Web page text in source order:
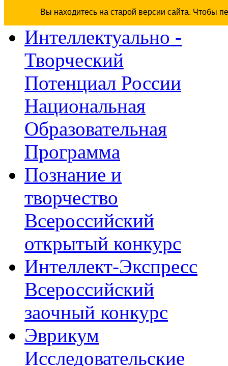
Вы находитесь на старой версии сайта. Чтобы
Интеллектуально -
Творческий
Потенциал России
Национальная
Образовательная
Программа
Познание и
творчество
Всероссийский
открытый конкурс
Интеллект-Экспресс
Всероссийский
заочный конкурс
Эврикум
Исследовательские